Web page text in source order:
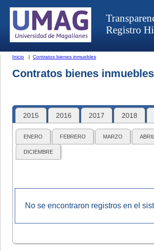
Registro
Inicio | Contratos bienes inmuebles
Contratos bienes inmuebles
2015 2016 2017 2018
ENERO FEBRERO MARZO ABRIL
DICIEMBRE
No se encontraron registros en el